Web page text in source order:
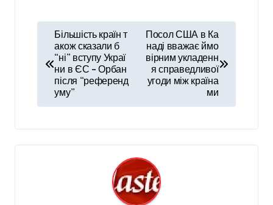
в
г
а
ц
Більшість країн т
акож сказали б
“ні” вступу Украї
ни в ЄС – Орбан
після “референд
уму”
Посол США в Ка
наді вважає ймо
вірним укладенн
я справедливої
угоди між країна
ми